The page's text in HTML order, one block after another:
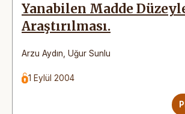
Yanabilen Madde
Araştırılması.
Arzu Aydın Uğur Sunlu
1 Eylül 2004